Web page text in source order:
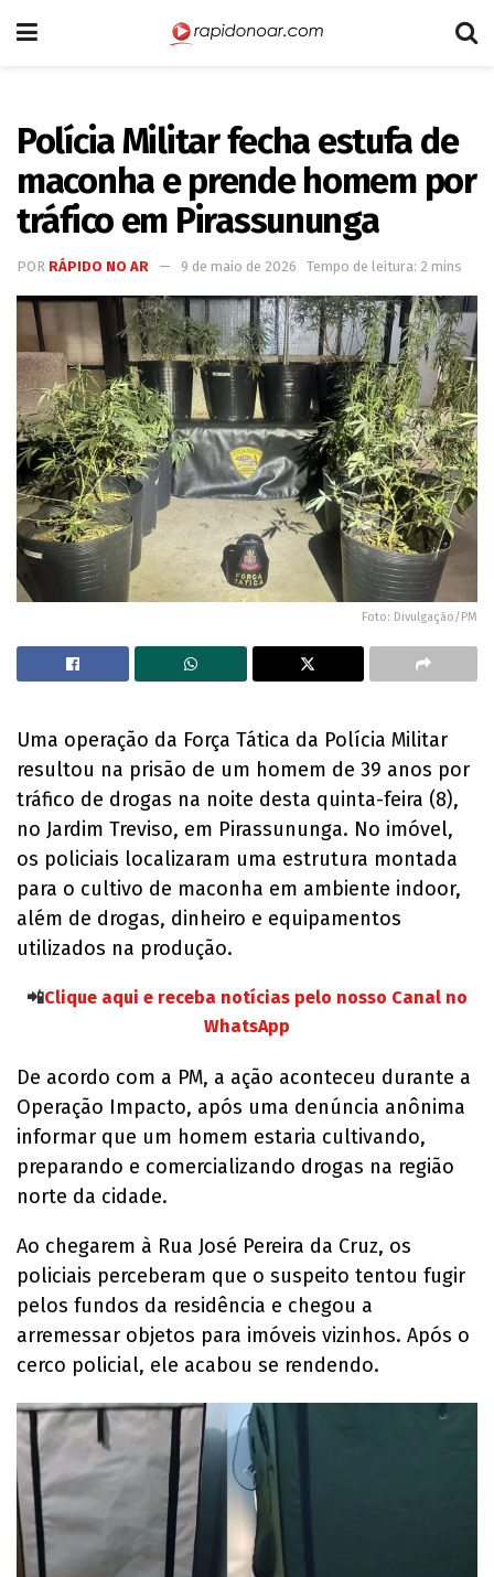
Polícia Militar fecha estufa de
maconha e prende homem por
tráfico em Pirassununga
POR RÁPIDO NO AR 9 de maio de 2026 Tempo de leitura: 2 mins
Foto: Divulgação/PM
Uma operação da Força Tática da Polícia Militar
resultou na prisão de um homem de 39 anos por
tráfico de drogas na noite desta quinta-feira (8),
no Jardim Treviso, em Pirassununga. No imóvel,
os policiais localizaram uma estrutura montada
para o cultivo de maconha em ambiente indoor,
além de drogas, dinheiro e equipamentos
utilizados na produção.
📲Clique aqui e receba notícias pelo nosso Canal no
WhatsApp
De acordo com a PM, a ação aconteceu durante a
Operação Impacto, após uma denúncia anônima
informar que um homem estaria cultivando,
preparando e comercializando drogas na região
norte da cidade.
Ao chegarem à Rua José Pereira da Cruz, os
policiais perceberam que o suspeito tentou fugir
pelos fundos da residência e chegou a
arremessar objetos para imóveis vizinhos. Após o
cerco policial, ele acabou se rendendo.